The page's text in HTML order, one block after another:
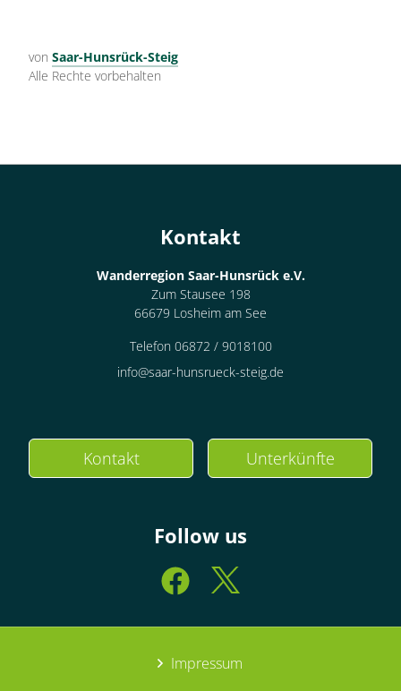
von Saar-Hunsrück-Steig
Alle Rechte vorbehalten
Kontakt
Wanderregion Saar-Hunsrück e.V.
Zum Stausee 198
66679 Losheim am See
Telefon 06872 / 9018100
info@saar-hunsrueck-steig.de
Kontakt Unterkünfte
Follow us
Impressum